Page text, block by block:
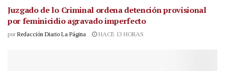
Juzgado de lo Criminal ordena detención provisional
por feminicidio agravado imperfecto
por Redacción Diario La Página HACE 13 HORAS